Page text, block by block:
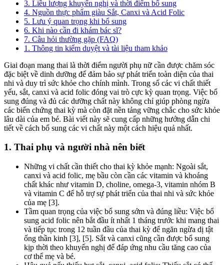
3. Liều lượng khuyến nghị và thời điểm bổ sung
4. Nguồn thực phẩm giàu Sắt, Canxi và Acid Folic
5. Lưu ý quan trọng khi bổ sung
6. Khi nào cần đi khám bác sĩ?
7. Câu hỏi thường gặp (FAQ)
1. Thông tin kiểm duyệt và tài liệu tham khảo
Giai đoạn mang thai là thời điểm người phụ nữ cần được chăm sóc
đặc biệt về dinh dưỡng để đảm bảo sự phát triển toàn diện của thai
nhi và duy trì sức khỏe cho chính mình. Trong số các vi chất thiết
yếu, sắt, canxi và acid folic đóng vai trò cực kỳ quan trọng. Việc bổ
sung đúng và đủ các dưỡng chất này không chỉ giúp phòng ngừa
các biến chứng thai kỳ mà còn đặt nền tảng vững chắc cho sức khỏe
lâu dài của em bé. Bài viết này sẽ cung cấp những hướng dẫn chi
tiết về cách bổ sung các vi chất này một cách hiệu quả nhất.
1. Thai phụ và người nhà nên biết
Những vi chất cần thiết cho thai kỳ khỏe mạnh: Ngoài sắt,
canxi và acid folic, mẹ bầu còn cần các vitamin và khoáng
chất khác như vitamin D, choline, omega-3, vitamin nhóm B
và vitamin C để hỗ trợ sự phát triển của thai nhi và sức khỏe
của mẹ [3].
Tầm quan trọng của việc bổ sung sớm và đúng liều: Việc bổ
sung acid folic nên bắt đầu ít nhất 1 tháng trước khi mang thai
và tiếp tục trong 12 tuần đầu của thai kỳ để ngăn ngừa dị tật
ống thần kinh [3], [5]. Sắt và canxi cũng cần được bổ sung
kịp thời theo khuyến nghị để đáp ứng nhu cầu tăng cao của
cơ thể mẹ và bé.